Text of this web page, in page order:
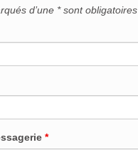
d’une * sont obligatoires
*